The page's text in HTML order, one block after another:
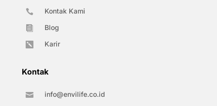
 Kontak Kami
 Blog
 Karir
Kontak
 info@envilife.co.id